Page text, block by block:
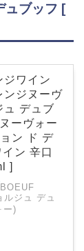
ュブッフ [
ジワイン
ンジヌーヴ
ュ デュブ
ーヴォー
ン ド デ
ン 辛口
]
ジュ デュ
ー)